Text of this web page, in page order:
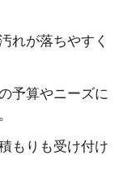
れが落ちやすく
予算やニーズに
もりも受け付け